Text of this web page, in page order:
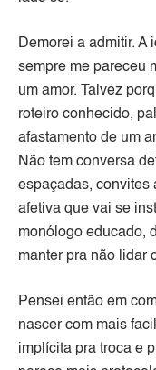
Demorei a admitir. A
sempre me pareceu
um amor. Talvez
roteiro conhecido,
afastamento de um
Não tem conversa
espaçadas, convites
afetiva que vai se
monólogo educado,
manter pra não lidar
Pensei então em
nascer com mais
implícita pra troca e